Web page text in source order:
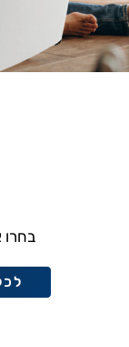
בחרו